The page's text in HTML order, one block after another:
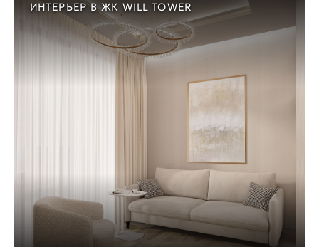
ИНТЕРЬЕР В ЖК WILL TOWER